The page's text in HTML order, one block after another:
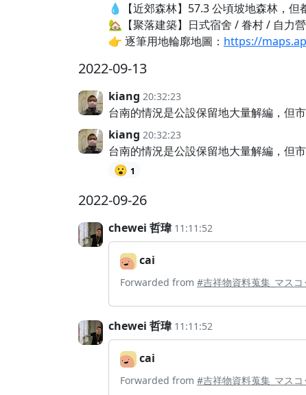
💧【近郊森林】57.3 公頃坡地森林，但
🏡【聚落建築】日式宿舍 / 眷村 / 自力
👉 逐筆用地輪廓地圖： https://
2022-09-13
kiang 20:32:23
台南的情況是公設保留地大量解編，但
kiang 20:32:23
台南的情況是公設保留地大量解編，但
😮 1
2022-09-26
chewei 哲瑋 11:11:52
cai
Forwarded from #吉祥物資料蒐集_マス
chewei 哲瑋 11:11:52
cai
Forwarded from #吉祥物資料蒐集_マス